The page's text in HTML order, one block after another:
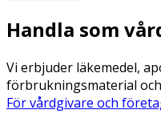
Handla som
Vi erbjuder läkemedel,
förbrukningsmaterial
För vårdgivare och